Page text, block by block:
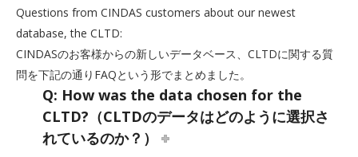
Questions from CINDAS customers about our newest
database, the CLTD:
CINDASのお客様からの新しいデータベース、CLTDに関する質
問を下記の通りFAQという形でまとめました。
Q: How was the data chosen for the
CLTD?（CLTDのデータはどのように選択さ
れているのか？）